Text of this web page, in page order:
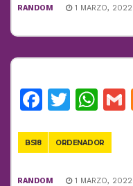
RANDOM 1 MARZO, 2022
BS18 ORDENADOR
RANDOM 1 MARZO, 2022